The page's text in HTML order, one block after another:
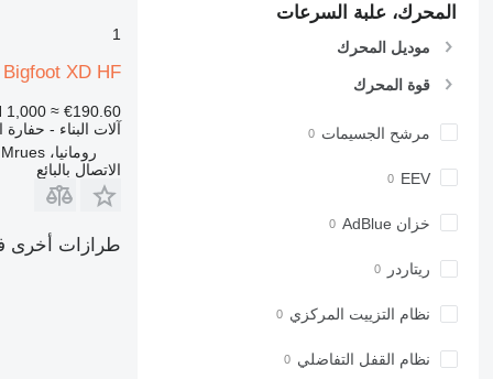
928
930
938
953
962
966
980
988
المحرك، علبة السرعات
موديل المحرك
قوة المحرك
مرشح الجسيمات
EEV
خزان AdBlue
ريتاردر
نظام التزييت المركزي
نظام القفل التفاضلي
1
XD HF
1,000 ≈ €190.60
آلات البناء - حفارة
رومانيا، Targu Mrues
الاتصال بالبائع
طرازات أخرى